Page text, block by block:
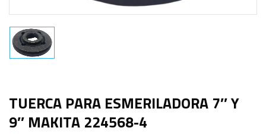
TUERCA PARA ESMERILADORA 7″ Y
9″ MAKITA 224568-4